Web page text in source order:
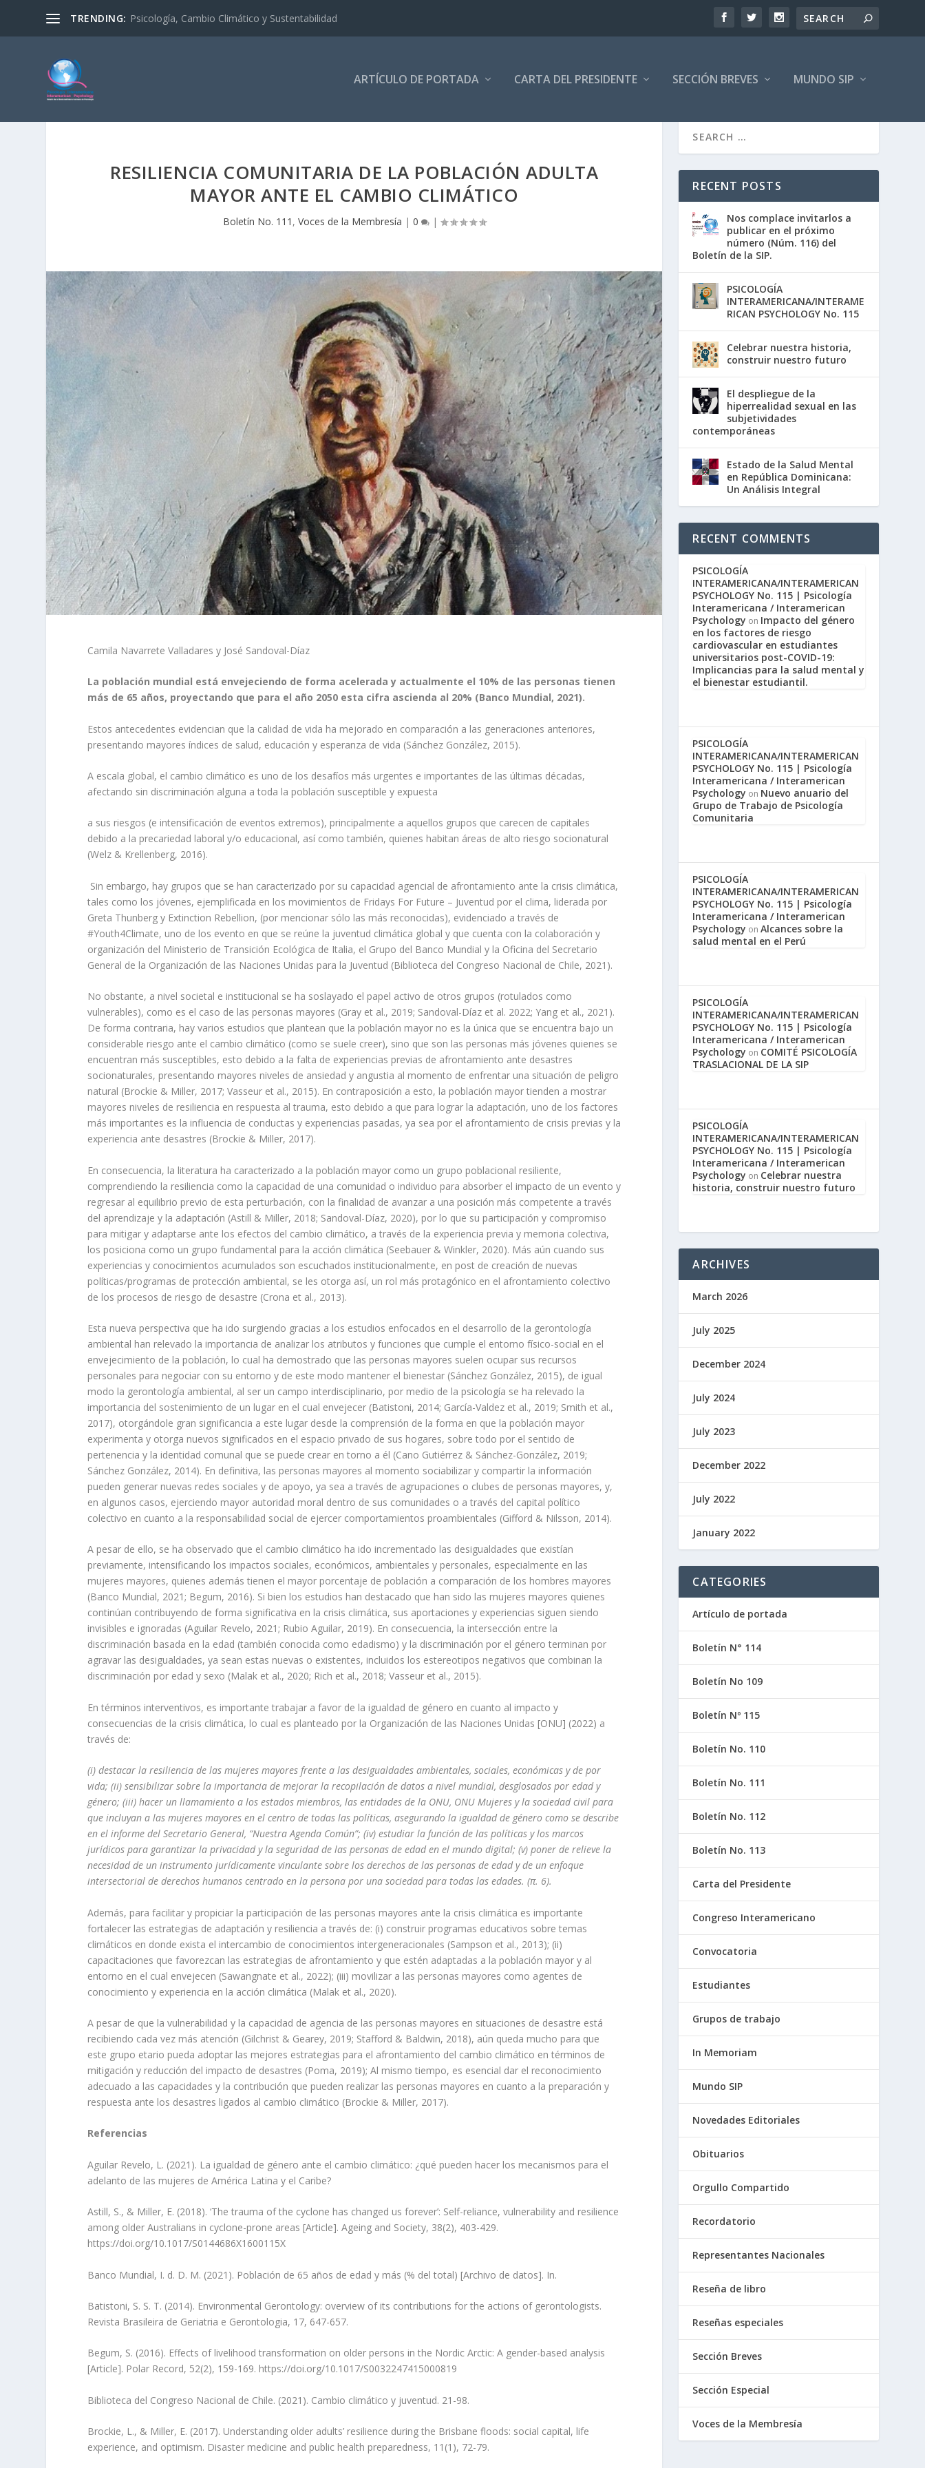
TRENDING: Psicología, Cambio Climático y Sustentabilidad
ARTÍCULO DE PORTADA CARTA DEL PRESIDENTE SECCIÓN BREVES MUNDO SIP
RESILIENCIA COMUNITARIA DE LA POBLACIÓN ADULTA
MAYOR ANTE EL CAMBIO CLIMÁTICO
Boletín No. 111 , Voces de la Membresía | 0 |
Camila Navarrete Valladares y José Sandoval-Díaz
La población mundial está envejeciendo de forma acelerada y actualmente el 10% de las personas tienen
más de 65 años, proyectando que para el año 2050 esta cifra ascienda al 20% (Banco Mundial, 2021).
Estos antecedentes evidencian que la calidad de vida ha mejorado en comparación a las generaciones anteriores,
presentando mayores índices de salud, educación y esperanza de vida (Sánchez González, 2015).
A escala global, el cambio climático es uno de los desafíos más urgentes e importantes de las últimas décadas,
afectando sin discriminación alguna a toda la población susceptible y expuesta
a sus riesgos (e intensificación de eventos extremos), principalmente a aquellos grupos que carecen de capitales
debido a la precariedad laboral y/o educacional, así como también, quienes habitan áreas de alto riesgo socionatural
(Welz & Krellenberg, 2016).
Sin embargo, hay grupos que se han caracterizado por su capacidad agencial de afrontamiento ante la crisis climática,
tales como los jóvenes, ejemplificada en los movimientos de Fridays For Future – Juventud por el clima, liderada por
Greta Thunberg y Extinction Rebellion, (por mencionar sólo las más reconocidas), evidenciado a través de
#Youth4Climate, uno de los evento en que se reúne la juventud climática global y que cuenta con la colaboración y
organización del Ministerio de Transición Ecológica de Italia, el Grupo del Banco Mundial y la Oficina del Secretario
General de la Organización de las Naciones Unidas para la Juventud (Biblioteca del Congreso Nacional de Chile, 2021).
No obstante, a nivel societal e institucional se ha soslayado el papel activo de otros grupos (rotulados como
vulnerables), como es el caso de las personas mayores (Gray et al., 2019; Sandoval-Díaz et al. 2022; Yang et al., 2021).
De forma contraria, hay varios estudios que plantean que la población mayor no es la única que se encuentra bajo un
considerable riesgo ante el cambio climático (como se suele creer), sino que son las personas más jóvenes quienes se
encuentran más susceptibles, esto debido a la falta de experiencias previas de afrontamiento ante desastres
socionaturales, presentando mayores niveles de ansiedad y angustia al momento de enfrentar una situación de peligro
natural (Brockie & Miller, 2017; Vasseur et al., 2015). En contraposición a esto, la población mayor tienden a mostrar
mayores niveles de resiliencia en respuesta al trauma, esto debido a que para lograr la adaptación, uno de los factores
más importantes es la influencia de conductas y experiencias pasadas, ya sea por el afrontamiento de crisis previas y la
experiencia ante desastres (Brockie & Miller, 2017).
En consecuencia, la literatura ha caracterizado a la población mayor como un grupo poblacional resiliente,
comprendiendo la resiliencia como la capacidad de una comunidad o individuo para absorber el impacto de un evento y
regresar al equilibrio previo de esta perturbación, con la finalidad de avanzar a una posición más competente a través
del aprendizaje y la adaptación (Astill & Miller, 2018; Sandoval-Díaz, 2020), por lo que su participación y compromiso
para mitigar y adaptarse ante los efectos del cambio climático, a través de la experiencia previa y memoria colectiva,
los posiciona como un grupo fundamental para la acción climática (Seebauer & Winkler, 2020). Más aún cuando sus
experiencias y conocimientos acumulados son escuchados institucionalmente, en post de creación de nuevas
políticas/programas de protección ambiental, se les otorga así, un rol más protagónico en el afrontamiento colectivo
de los procesos de riesgo de desastre (Crona et al., 2013).
Esta nueva perspectiva que ha ido surgiendo gracias a los estudios enfocados en el desarrollo de la gerontología
ambiental han relevado la importancia de analizar los atributos y funciones que cumple el entorno físico-social en el
envejecimiento de la población, lo cual ha demostrado que las personas mayores suelen ocupar sus recursos
personales para negociar con su entorno y de este modo mantener el bienestar (Sánchez González, 2015), de igual
modo la gerontología ambiental, al ser un campo interdisciplinario, por medio de la psicología se ha relevado la
importancia del sostenimiento de un lugar en el cual envejecer (Batistoni, 2014; García-Valdez et al., 2019; Smith et al.,
2017), otorgándole gran significancia a este lugar desde la comprensión de la forma en que la población mayor
experimenta y otorga nuevos significados en el espacio privado de sus hogares, sobre todo por el sentido de
pertenencia y la identidad comunal que se puede crear en torno a él (Cano Gutiérrez & Sánchez-González, 2019;
Sánchez González, 2014). En definitiva, las personas mayores al momento sociabilizar y compartir la información
pueden generar nuevas redes sociales y de apoyo, ya sea a través de agrupaciones o clubes de personas mayores, y,
en algunos casos, ejerciendo mayor autoridad moral dentro de sus comunidades o a través del capital político
colectivo en cuanto a la responsabilidad social de ejercer comportamientos proambientales (Gifford & Nilsson, 2014).
A pesar de ello, se ha observado que el cambio climático ha ido incrementado las desigualdades que existían
previamente, intensificando los impactos sociales, económicos, ambientales y personales, especialmente en las
mujeres mayores, quienes además tienen el mayor porcentaje de población a comparación de los hombres mayores
(Banco Mundial, 2021; Begum, 2016). Si bien los estudios han destacado que han sido las mujeres mayores quienes
continúan contribuyendo de forma significativa en la crisis climática, sus aportaciones y experiencias siguen siendo
invisibles e ignoradas (Aguilar Revelo, 2021; Rubio Aguilar, 2019). En consecuencia, la intersección entre la
discriminación basada en la edad (también conocida como edadismo) y la discriminación por el género terminan por
agravar las desigualdades, ya sean estas nuevas o existentes, incluidos los estereotipos negativos que combinan la
discriminación por edad y sexo (Malak et al., 2020; Rich et al., 2018; Vasseur et al., 2015).
En términos interventivos, es importante trabajar a favor de la igualdad de género en cuanto al impacto y
consecuencias de la crisis climática, lo cual es planteado por la Organización de las Naciones Unidas [ONU] (2022) a
través de:
(i) destacar la resiliencia de las mujeres mayores frente a las desigualdades ambientales, sociales, económicas y de por
vida; (ii) sensibilizar sobre la importancia de mejorar la recopilación de datos a nivel mundial, desglosados por edad y
género; (iii) hacer un llamamiento a los estados miembros, las entidades de la ONU, ONU Mujeres y la sociedad civil para
que incluyan a las mujeres mayores en el centro de todas las políticas, asegurando la igualdad de género como se describe
en el informe del Secretario General, “Nuestra Agenda Común”; (iv) estudiar la función de las políticas y los marcos
jurídicos para garantizar la privacidad y la seguridad de las personas de edad en el mundo digital; (v) poner de relieve la
necesidad de un instrumento jurídicamente vinculante sobre los derechos de las personas de edad y de un enfoque
intersectorial de derechos humanos centrado en la persona por una sociedad para todas las edades. (π. 6).
Además, para facilitar y propiciar la participación de las personas mayores ante la crisis climática es importante
fortalecer las estrategias de adaptación y resiliencia a través de: (i) construir programas educativos sobre temas
climáticos en donde exista el intercambio de conocimientos intergeneracionales (Sampson et al., 2013); (ii)
capacitaciones que favorezcan las estrategias de afrontamiento y que estén adaptadas a la población mayor y al
entorno en el cual envejecen (Sawangnate et al., 2022); (iii) movilizar a las personas mayores como agentes de
conocimiento y experiencia en la acción climática (Malak et al., 2020).
A pesar de que la vulnerabilidad y la capacidad de agencia de las personas mayores en situaciones de desastre está
recibiendo cada vez más atención (Gilchrist & Gearey, 2019; Stafford & Baldwin, 2018), aún queda mucho para que
este grupo etario pueda adoptar las mejores estrategias para el afrontamiento del cambio climático en términos de
mitigación y reducción del impacto de desastres (Poma, 2019); Al mismo tiempo, es esencial dar el reconocimiento
adecuado a las capacidades y la contribución que pueden realizar las personas mayores en cuanto a la preparación y
respuesta ante los desastres ligados al cambio climático (Brockie & Miller, 2017).
Referencias
Aguilar Revelo, L. (2021). La igualdad de género ante el cambio climático: ¿qué pueden hacer los mecanismos para el
adelanto de las mujeres de América Latina y el Caribe?
Astill, S., & Miller, E. (2018). ‘The trauma of the cyclone has changed us forever’: Self-reliance, vulnerability and resilience
among older Australians in cyclone-prone areas [Article]. Ageing and Society, 38(2), 403-429.
https://doi.org/10.1017/S0144686X1600115X
Banco Mundial, I. d. D. M. (2021). Población de 65 años de edad y más (% del total) [Archivo de datos]. In.
Batistoni, S. S. T. (2014). Environmental Gerontology: overview of its contributions for the actions of gerontologists.
Revista Brasileira de Geriatria e Gerontologia, 17, 647-657.
Begum, S. (2016). Effects of livelihood transformation on older persons in the Nordic Arctic: A gender-based analysis
[Article]. Polar Record, 52(2), 159-169. https://doi.org/10.1017/S0032247415000819
Biblioteca del Congreso Nacional de Chile. (2021). Cambio climático y juventud. 21-98.
Brockie, L., & Miller, E. (2017). Understanding older adults’ resilience during the Brisbane floods: social capital, life
experience, and optimism. Disaster medicine and public health preparedness, 11(1), 72-79.
RECENT POSTS
Nos complace invitarlos a
publicar en el próximo
número (Núm. 116) del
Boletín de la SIP.
PSICOLOGÍA
INTERAMERICANA/INTERAME
RICAN PSYCHOLOGY No. 115
Celebrar nuestra historia,
construir nuestro futuro
El despliegue de la
hiperrealidad sexual en las
subjetividades
contemporáneas
Estado de la Salud Mental
en República Dominicana:
Un Análisis Integral
RECENT COMMENTS
PSICOLOGÍA
INTERAMERICANA/INTERAMERICAN
PSYCHOLOGY No. 115 | Psicología
Interamericana / Interamerican
Psychology on Impacto del género
en los factores de riesgo
cardiovascular en estudiantes
universitarios post-COVID-19:
Implicancias para la salud mental y
el bienestar estudiantil.
PSICOLOGÍA
INTERAMERICANA/INTERAMERICAN
PSYCHOLOGY No. 115 | Psicología
Interamericana / Interamerican
Psychology on Nuevo anuario del
Grupo de Trabajo de Psicología
Comunitaria
PSICOLOGÍA
INTERAMERICANA/INTERAMERICAN
PSYCHOLOGY No. 115 | Psicología
Interamericana / Interamerican
Psychology onAlcances sobre la
salud mental en el Perú
PSICOLOGÍA
INTERAMERICANA/INTERAMERICAN
PSYCHOLOGY No. 115 | Psicología
Interamericana / Interamerican
Psychology on COMITÉ PSICOLOGÍA
TRASLACIONAL DE LA SIP
PSICOLOGÍA
INTERAMERICANA/INTERAMERICAN
PSYCHOLOGY No. 115 | Psicología
Interamericana / Interamerican
Psychology on Celebrar nuestra
historia, construir nuestro futuro
ARCHIVES
March 2026
July 2025
December 2024
July 2024
July 2023
December 2022
July 2022
January 2022
CATEGORIES
Artículo de portada
Boletín N° 114
Boletín No 109
Boletín Nº 115
Boletín No. 110
Boletín No. 111
Boletín No. 112
Boletín No. 113
Carta del Presidente
Congreso Interamericano
Convocatoria
Estudiantes
Grupos de trabajo
In Memoriam
Mundo SIP
Novedades Editoriales
Obituarios
Orgullo Compartido
Recordatorio
Representantes Nacionales
Reseña de libro
Reseñas especiales
Sección Breves
Sección Especial
Voces de la Membresía